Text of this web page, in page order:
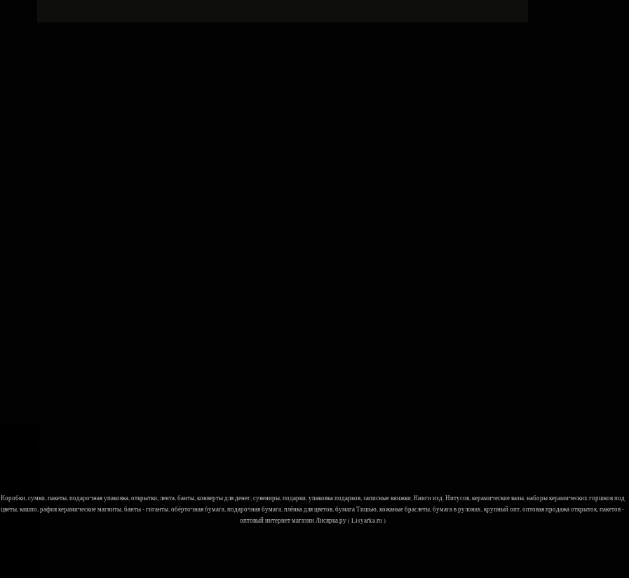
Коробки, сумки, пакеты, подарочная упаковка, открытки, лента, банты, конверты для денег, сувениры, подарки, упаковка подарков, записные книжки, Книги изд. Нитусов, керамические вазы, наборы керамических горшков под
цветы, кашпо, рафия керамические магниты, банты - гиганты, обёрточная бумага, подарочная бумага, плёнка для цветов, бумага Тишью, кожаные браслеты, бумага в рулонах, крупный опт, оптовая продажа открыток, пакетов -
оптовый интернет магазин Лисярка.ру ( Lisyarka.ru )